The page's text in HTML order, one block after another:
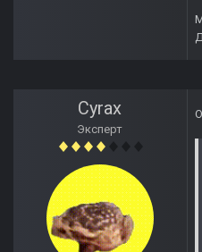
Cyrax
Эксперт